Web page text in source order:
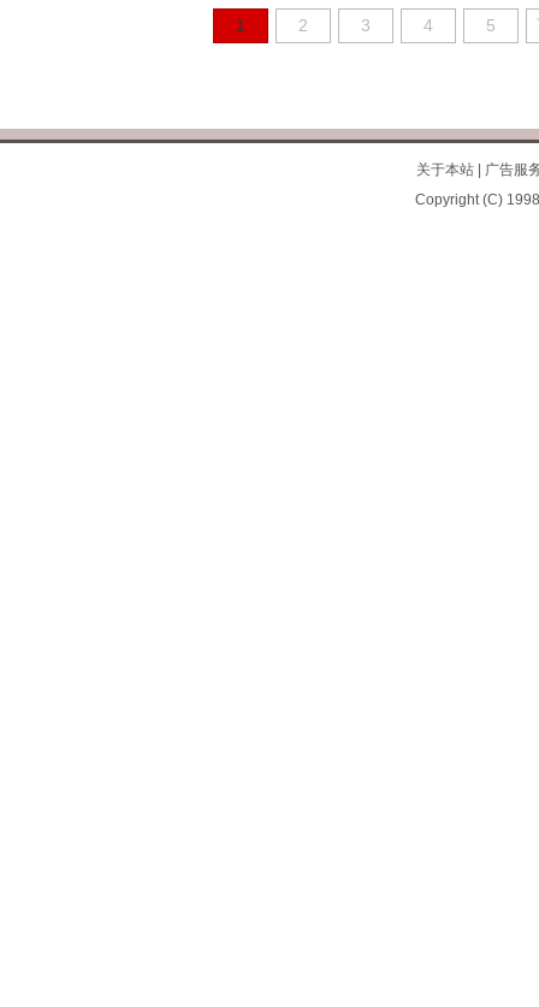
1 2 3 4 5
关于本站|
广告服
Copyright (C)